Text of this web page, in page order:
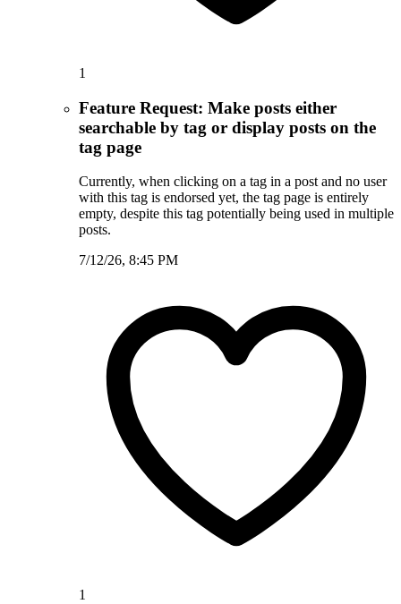
1
Feature Request: Make posts either
searchable by tag or display posts on the
tag page
Currently, when clicking on a tag in a post and no user
with this tag is endorsed yet, the tag page is entirely
empty, despite this tag potentially being used in multiple
posts.
7/12/26, 8:45 PM
1